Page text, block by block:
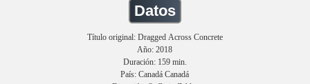
Datos
Título original: Dragged Across Concrete
Año: 2018
Duración: 159 min.
País: Canadá Canadá